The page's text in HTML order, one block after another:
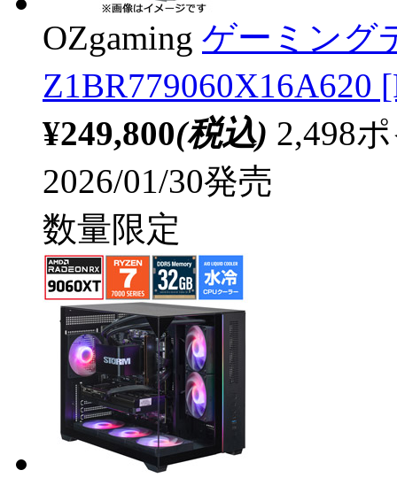
OZgaming ゲーミング
Z1BR779060X16A620
¥249,800(税込) 2,498
2026/01/30発売
数量限定